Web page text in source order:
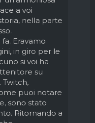
a voi
nella parte
Eravamo
in giro per le
si voi ha
su
Twitch,
puoi notare
sono stato
Ritornando a